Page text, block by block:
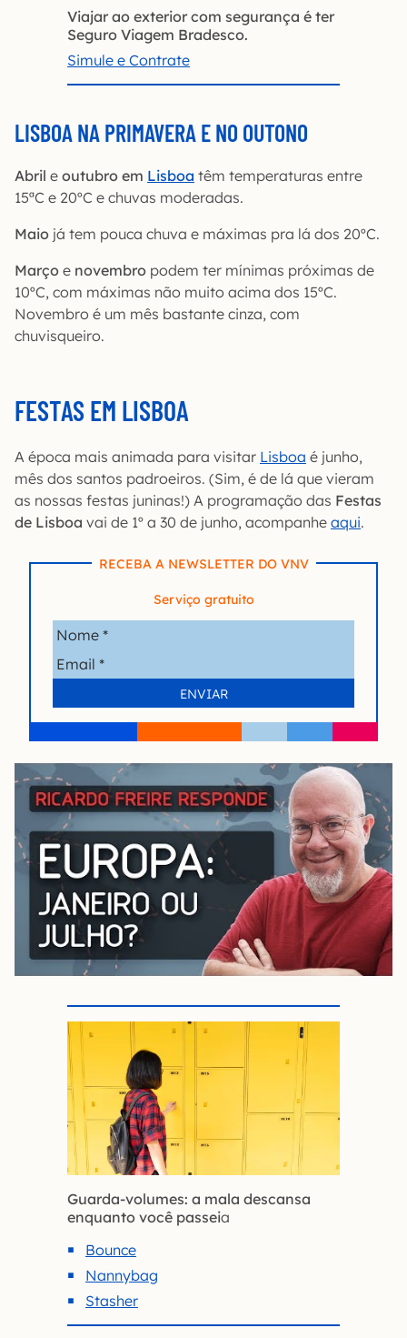
Viajar ao exterior com segurança é ter
Seguro Viagem Bradesco.
Simule e Contrate
LISBOA NA PRIMAVERA E NO OUTONO
Abril e outubro em Lisboa têm temperaturas entre
15ªC e 20ºC e chuvas moderadas.
Maio já tem pouca chuva e máximas pra lá dos 20ºC.
Março e novembro podem ter mínimas próximas de
10ºC, com máximas não muito acima dos 15ºC.
Novembro é um mês bastante cinza, com
chuvisqueiro.
FESTAS EM LISBOA
A época mais animada para visitar Lisboa é junho,
mês dos santos padroeiros. (Sim, é de lá que vieram
as nossas festas juninas!) A programação das Festas
de Lisboa vai de 1º a 30 de junho, acompanhe aqui.
RECEBA A NEWSLETTER DO VNV
Serviço gratuito
Guarda-volumes: a mala descansa
enquanto você passeia
Bounce
Nannybag
Stasher